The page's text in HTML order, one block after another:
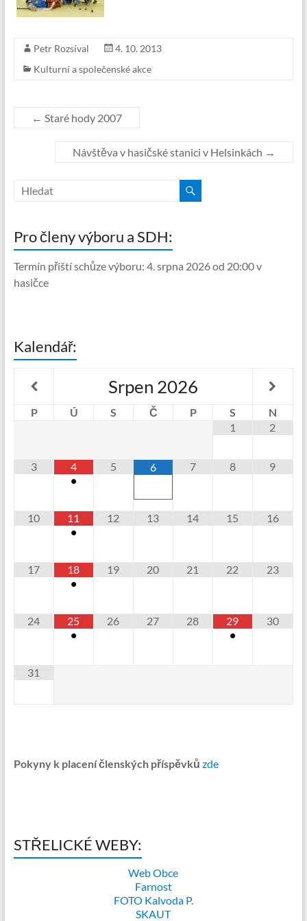
Petr Rozsíval
4. 10. 2013
Kulturní a společenské akce
← Staré hody 2007
Návštěva v hasičské stanici v Helsinkách →
Pro členy výboru a SDH:
Termín příští schůze výboru: 4. srpna 2026 od 20:00 v
hasičce
Kalendář:
Srpen 2026
P Ú S Č P S
N
1
2
3
4
•
5 6 7 8 9
10
11
•
12 13 14 15 16
17
18
•
19 20 21 22 23
24
25
•
26 27 28
29
•
30
31
Pokyny k placení členských příspěvků zde
STŘELICKÉ WEBY:
Web Obce
Farnost
FOTO Kalvoda P.
SKAUT